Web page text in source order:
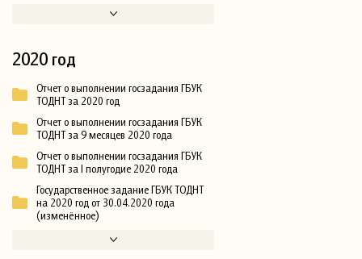
2020 год
Отчет о выполнении госзадания ГБУК
ТОДНТ за 2020 год
Отчет о выполнении госзадания ГБУК
ТОДНТ за 9 месяцев 2020 года
Отчет о выполнении госзадания ГБУК
ТОДНТ за I полугодие 2020 года
Государственное задание ГБУК ТОДНТ
на 2020 год от 30.04.2020 года
(изменённое)